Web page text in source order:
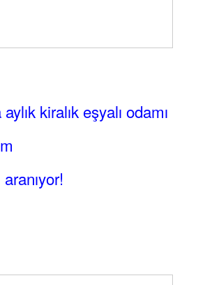
kiralık eşyalı odamı